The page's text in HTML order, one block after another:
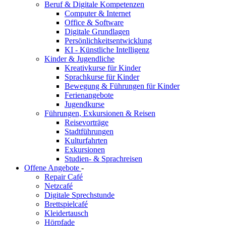
Beruf & Digitale Kompetenzen
Computer & Internet
Office & Software
Digitale Grundlagen
Persönlichkeitsentwicklung
KI - Künstliche Intelligenz
Kinder & Jugendliche
Kreativkurse für Kinder
Sprachkurse für Kinder
Bewegung & Führungen für Kinder
Ferienangebote
Jugendkurse
Führungen, Exkursionen & Reisen
Reisevorträge
Stadtführungen
Kulturfahrten
Exkursionen
Studien- & Sprachreisen
Offene Angebote -
Repair Café
Netzcafé
Digitale Sprechstunde
Brettspielcafé
Kleidertausch
Hörpfade